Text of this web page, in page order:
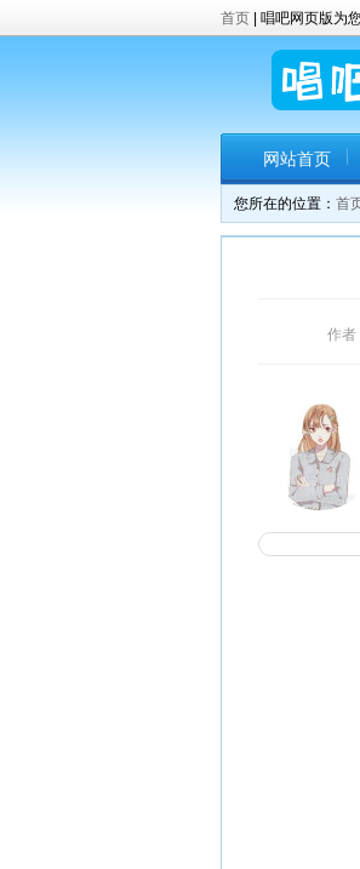
首页 | 唱吧网页版为
网站首页
您所在的位置： 首
作